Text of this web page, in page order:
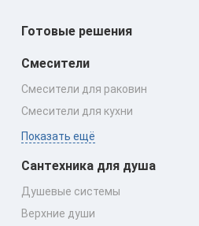
Готовые решения
Смесители
Смесители для раковин
Смесители для кухни
Показать ещё
Сантехника для душа
Душевые системы
Верхние души